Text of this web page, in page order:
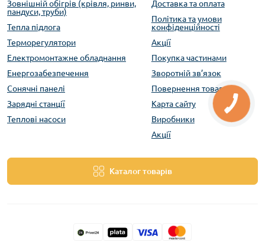
Зовнішній обігрів (крівля, ринви,
пандуси, труби)
Тепла підлога
Терморегулятори
Електромонтажне обладнання
Енергозабезпечення
Сонячні панелі
Зарядні станції
Теплові насоси
Доставка та оплата
Політика та умови
конфіденційності
Акції
Покупка частинами
Зворотній зв’язок
Повернення товару
Карта сайту
Виробники
Акції
Каталог товарів